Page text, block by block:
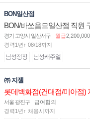
BON일산점
BON/바쏘옴므일산점 직원
경기 고양시 일산서구 월급
경력1년↑ 08/18까지
남성정장 남성캐주얼
㈜ 지젤
롯데백화점(건대점/미아점)
인합니다
서울 광진구
급여협의
경력1년↑ 채용시까지